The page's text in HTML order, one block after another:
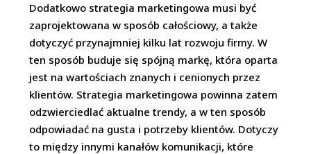
Dodatkowo strategia marketingowa musi być
zaprojektowana w sposób całościowy, a także
dotyczyć przynajmniej kilku lat rozwoju firmy. W
ten sposób buduje się spójną markę, która oparta
jest na wartościach znanych i cenionych przez
klientów. Strategia marketingowa powinna zatem
odzwierciedlać aktualne trendy, a w ten sposób
odpowiadać na gusta i potrzeby klientów. Dotyczy
to między innymi kanałów komunikacji, które